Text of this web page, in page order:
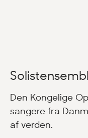
Den Kongelige
sangere fra
af verden.